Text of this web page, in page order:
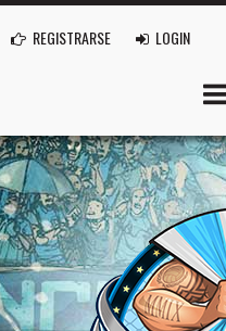
REGISTRARSE LOGIN